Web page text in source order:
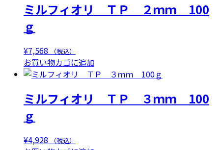
ミルフィオリ ＴＰ ２ｍｍ 100
ｇ
¥7,568 （税込）
お買い物カゴに追加
ミルフィオリ ＴＰ ３ｍｍ 100
ｇ
¥4,928 （税込）